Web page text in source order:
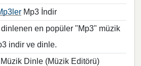
Mp3 İndir
en popüler "Mp3" müzik
indir ve dinle.
Müzik Dinle (Müzik Editörü)